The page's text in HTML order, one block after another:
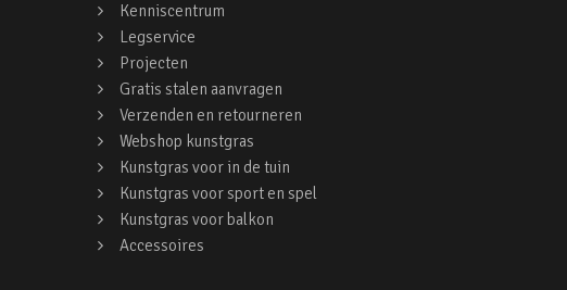
Kenniscentrum
Legservice
Projecten
Gratis stalen aanvragen
Verzenden en retourneren
Webshop kunstgras
Kunstgras voor in de tuin
Kunstgras voor sport en spel
Kunstgras voor balkon
Accessoires